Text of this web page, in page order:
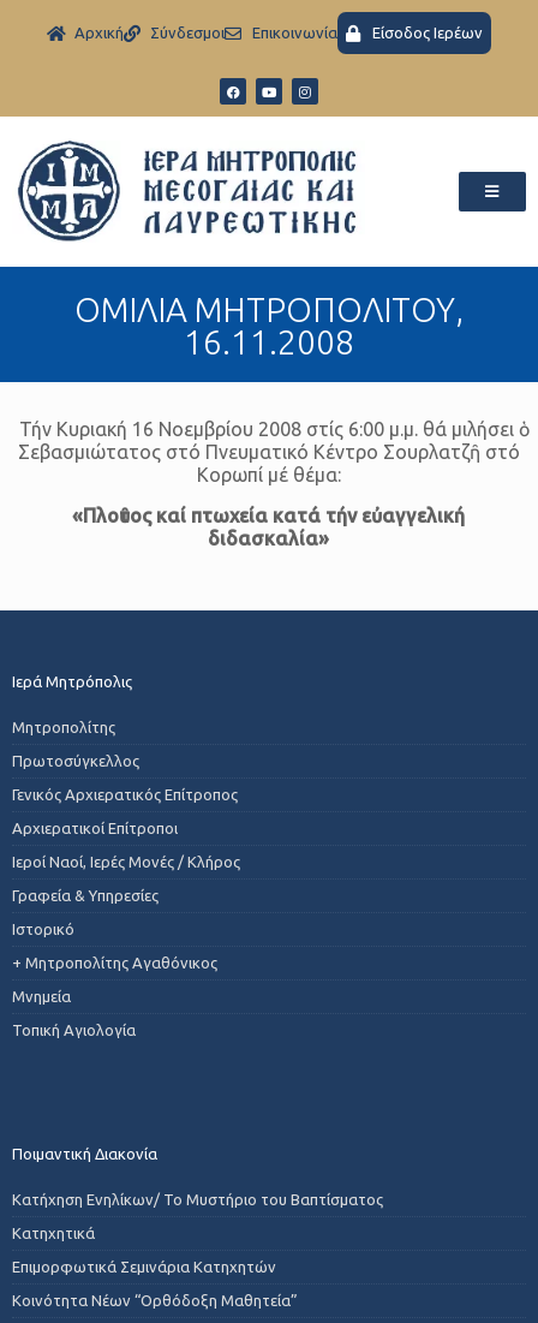
Aρχική Σύνδεσμοι Eπικοινωνία Είσοδος Ιερέων
ΟΜΙΛΙΑ ΜΗΤΡΟΠΟΛΙΤΟΥ,
16.11.2008
Τήν Κυριακή 16 Νοεμβρίου 2008 στίς 6:00 μ.μ. θά μιλήσει ὁ
Σεβασμιώτατος στό Πνευματικό Κέντρο Σουρλατζῆ στό
Κορωπί μέ θέμα:
«Πλοῦτος καί πτωχεία κατά τήν εὐαγγελική
διδασκαλία»
Ιερά Μητρόπολις
Μητροπολίτης
Πρωτοσύγκελλος
Γενικός Αρχιερατικός Επίτροπος
Αρχιερατικοί Επίτροποι
Ιεροί Ναοί, Ιερές Μονές / Κλήρος
Γραφεία & Υπηρεσίες
Ιστορικό
+ Μητροπολίτης Αγαθόνικος
Μνημεία
Τοπική Αγιολογία
Ποιμαντική Διακονία
Κατήχηση Ενηλίκων/ Το Μυστήριο του Βαπτίσματος
Κατηχητικά
Επιμορφωτικά Σεμινάρια Κατηχητών
Κοινότητα Νέων “Ορθόδοξη Μαθητεία”